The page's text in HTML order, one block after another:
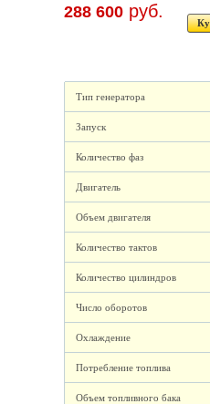
288 600 руб.
Тип генератора
Запуск
Количество фаз
Двигатель
Объем двигателя
Количество тактов
Количество цилиндров
Число оборотов
Охлаждение
Потребление топлива
Объем топливного бака